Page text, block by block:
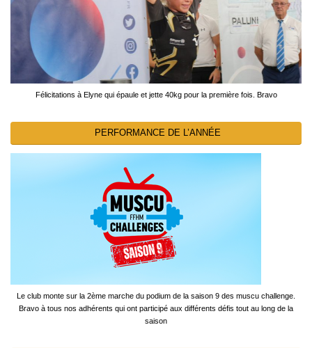
Félicitations à Elyne qui épaule et jette 40kg pour la première fois. Bravo
PERFORMANCE DE L’ANNÉE
Le club monte sur la 2ème marche du podium de la saison 9 des muscu challenge.
Bravo à tous nos adhérents qui ont participé aux différents défis tout au long de la
saison